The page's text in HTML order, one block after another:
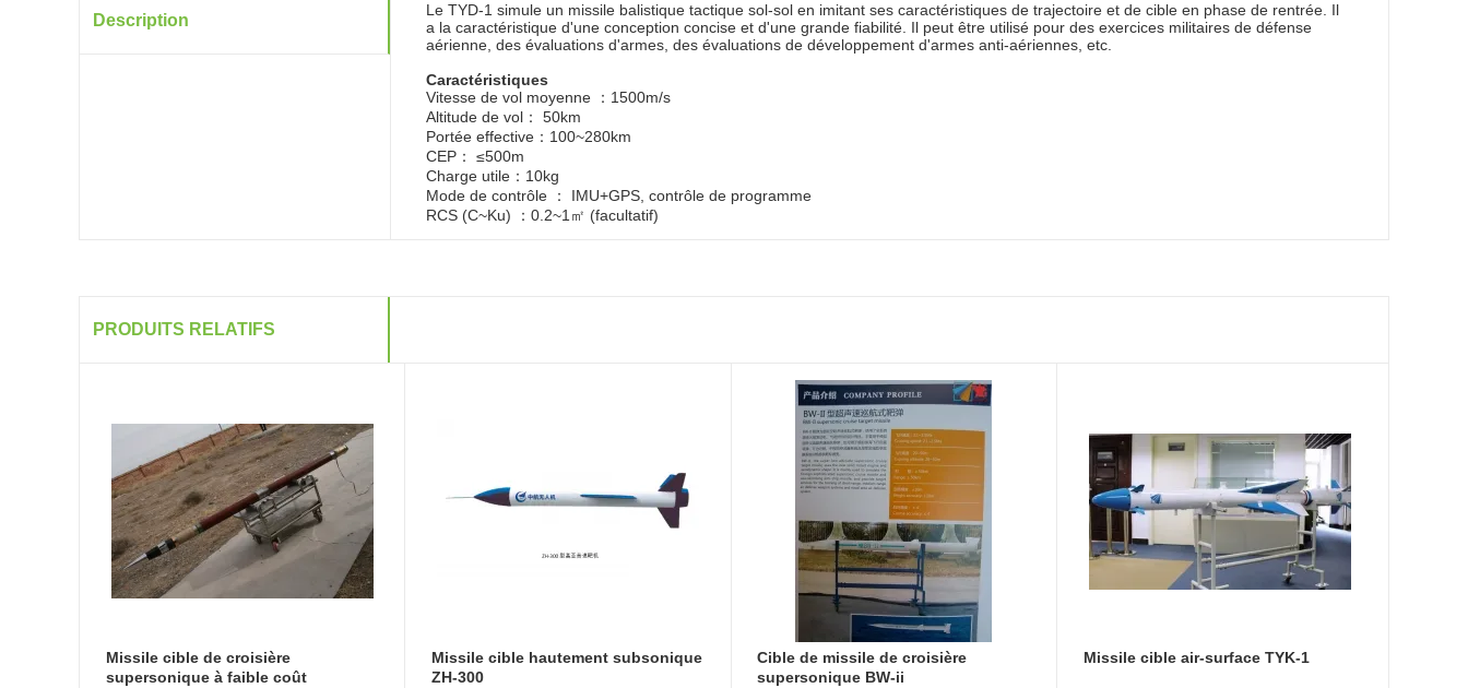
Description
Le TYD-1 simule un missile balistique tactique sol-sol en imitant ses caractéristiques de trajectoire et de cible en phase de rentrée. Il
a la caractéristique d'une conception concise et d'une grande fiabilité. Il peut être utilisé pour des exercices militaires de défense
aérienne, des évaluations d'armes, des évaluations de développement d'armes anti-aériennes, etc.
Caractéristiques
Vitesse de vol moyenne ：1500m/s
Altitude de vol： 50km
Portée effective：100~280km
CEP： ≤500m
Charge utile：10kg
Mode de contrôle ： IMU+GPS, contrôle de programme
RCS (C~Ku) ：0.2~1㎡ (facultatif)
PRODUITS RELATIFS
Missile cible de croisière
supersonique à faible coût
Missile cible hautement subsonique
ZH-300
Cible de missile de croisière
supersonique BW-ii
Missile cible air-surface TYK-1